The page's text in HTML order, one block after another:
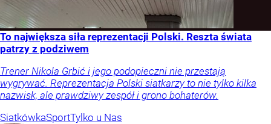
To największa siła reprezentacji Polski. Reszta świata
patrzy z podziwem
Trener Nikola Grbić i jego podopieczni nie przestają
wygrywać. Reprezentacja Polski siatkarzy to nie tylko kilka
nazwisk, ale prawdziwy zespół i grono bohaterów.
SiatkówkaSportTylko u Nas